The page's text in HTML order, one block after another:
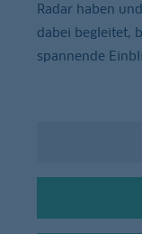
Radar haben
dabei begleitet,
spannende